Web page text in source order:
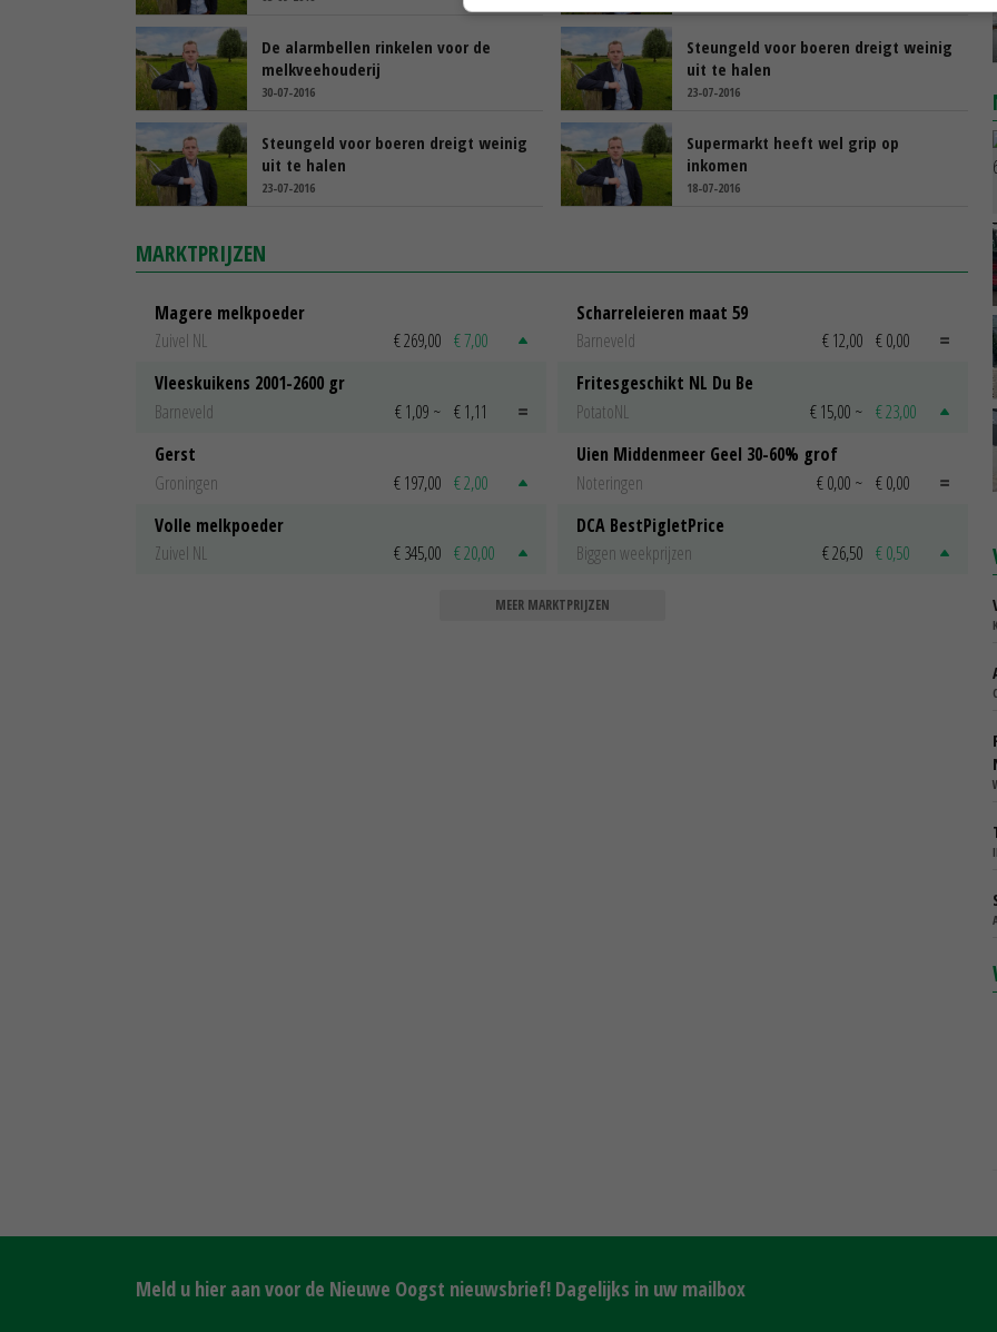
De alarmbellen rinkelen voor de
melkveehouderij
30-07-2016
Steungeld voor boeren dreigt weinig
uit te halen
23-07-2016
Steungeld voor boeren dreigt weinig
uit te halen
23-07-2016
Supermarkt heeft wel grip op
inkomen
18-07-2016
MARKTPRIJZEN
Magere melkpoeder
Zuivel NL
€ 269,00 € 7,00
Vleeskuikens 2001-2600 gr
Barneveld
€ 1,09 ~ € 1,11
Gerst
Groningen
€ 197,00 € 2,00
Volle melkpoeder
Zuivel NL
€ 345,00 € 20,00
Scharreleieren maat 59
Barneveld
€ 12,00 € 0,00
Fritesgeschikt NL Du Be
PotatoNL
€ 15,00 ~ € 23,00
Uien Middenmeer Geel 30-60% grof
Noteringen
€ 0,00 ~ € 0,00
DCA BestPigletPrice
Biggen weekprijzen
€ 26,50 € 0,50
MEER MARKTPRIJZEN
Meld u hier aan voor de Nieuwe Oogst nieuwsbrief! Dagelijks in uw mailbox